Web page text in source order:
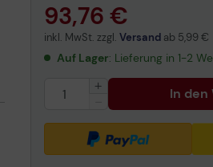
93,76 €
inkl. MwSt. zzgl. Versandab 5,99 €
Auf Lager: Lieferung in 1-2
In den